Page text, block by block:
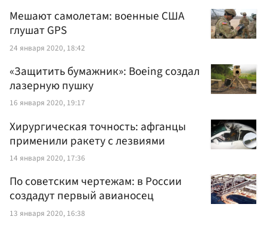
Мешают самолетам: военные США
глушат GPS
24 января 2020, 18:42
«Защитить бумажник»: Boeing создал
лазерную пушку
16 января 2020, 19:17
Хирургическая точность: афганцы
применили ракету с лезвиями
14 января 2020, 17:36
По советским чертежам: в России
создадут первый авианосец
13 января 2020, 16:38